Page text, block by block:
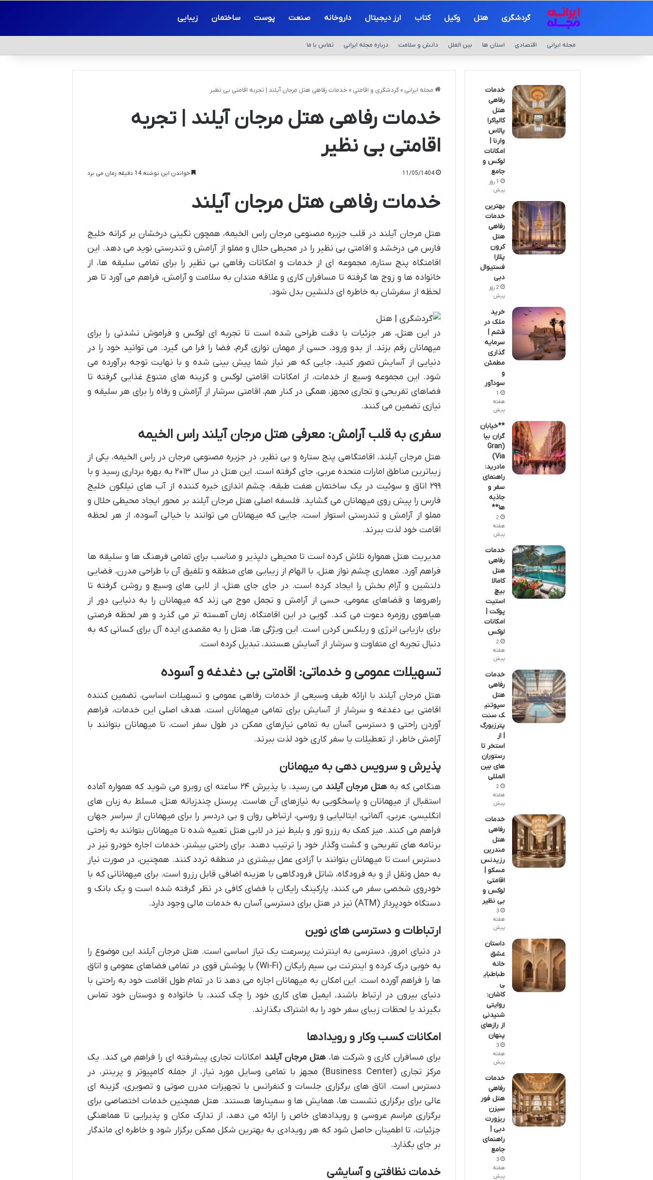
گردشگری هتل وکیل کتاب ارز دیجیتال داروخانه صنعت پوست ساختمان زیبایی
مجله ایرانی اقتصادی استان ها بین الملل دانش و سلامت درباره مجله ایرانی تماس با ما
مجله ایرانی » گردشگری و اقامتی » خدمات رفاهی هتل مرجان آیلند | تجربه اقامتی بی نظیر
خدمات رفاهی هتل مرجان آیلند | تجربه
اقامتی بی نظیر
11/05/1404 خواندن این نوشته 14 دقیقه زمان می برد
خدمات رفاهی هتل مرجان آیلند
هتل مرجان آیلند در قلب جزیره مصنوعی مرجان راس الخیمه، همچون نگینی درخشان بر کرانه خلیج
فارس می درخشد و اقامتی بی نظیر را در محیطی حلال و مملو از آرامش و تندرستی نوید می دهد. این
اقامتگاه پنج ستاره، مجموعه ای از خدمات و امکانات رفاهی بی نظیر را برای تمامی سلیقه ها، از
خانواده ها و زوج ها گرفته تا مسافران کاری و علاقه مندان به سلامت و آرامش، فراهم می آورد تا هر
لحظه از سفرشان به خاطره ای دلنشین بدل شود.
در این هتل، هر جزئیات با دقت طراحی شده است تا تجربه ای لوکس و فراموش نشدنی را برای
میهمانان رقم بزند. از بدو ورود، حسی از مهمان نوازی گرم، فضا را فرا می گیرد. می توانید خود را در
دنیایی از آسایش تصور کنید، جایی که هر نیاز شما پیش بینی شده و با نهایت توجه برآورده می
شود. این مجموعه وسیع از خدمات، از امکانات اقامتی لوکس و گزینه های متنوع غذایی گرفته تا
فضاهای تفریحی و تجاری مجهز، همگی در کنار هم، اقامتی سرشار از آرامش و رفاه را برای هر سلیقه و
نیازی تضمین می کنند.
سفری به قلب آرامش: معرفی هتل مرجان آیلند راس الخیمه
هتل مرجان آیلند، اقامتگاهی پنج ستاره و بی نظیر، در جزیره مصنوعی مرجان در راس الخیمه، یکی از
زیباترین مناطق امارات متحده عربی، جای گرفته است. این هتل در سال ۲۰۱۳ به بهره برداری رسید و با
۲۹۹ اتاق و سوئیت در یک ساختمان هفت طبقه، چشم اندازی خیره کننده از آب های نیلگون خلیج
فارس را پیش روی میهمانان می گشاید. فلسفه اصلی هتل مرجان آیلند بر محور ایجاد محیطی حلال و
مملو از آرامش و تندرستی استوار است، جایی که میهمانان می توانند با خیالی آسوده، از هر لحظه
اقامت خود لذت ببرند.
مدیریت هتل همواره تلاش کرده است تا محیطی دلپذیر و مناسب برای تمامی فرهنگ ها و سلیقه ها
فراهم آورد. معماری چشم نواز هتل، با الهام از زیبایی های منطقه و تلفیق آن با طراحی مدرن، فضایی
دلنشین و آرام بخش را ایجاد کرده است. در جای جای هتل، از لابی های وسیع و روشن گرفته تا
راهروها و فضاهای عمومی، حسی از آرامش و تجمل موج می زند که میهمانان را به دنیایی دور از
هیاهوی روزمره دعوت می کند. گویی در این اقامتگاه، زمان آهسته تر می گذرد و هر لحظه فرصتی
برای بازیابی انرژی و ریلکس کردن است. این ویژگی ها، هتل را به مقصدی ایده آل برای کسانی که به
دنبال تجربه ای متفاوت و سرشار از آسایش هستند، تبدیل کرده است.
تسهیلات عمومی و خدماتی: اقامتی بی دغدغه و آسوده
هتل مرجان آیلند با ارائه طیف وسیعی از خدمات رفاهی عمومی و تسهیلات اساسی، تضمین کننده
اقامتی بی دغدغه و سرشار از آسایش برای تمامی میهمانان است. هدف اصلی این خدمات، فراهم
آوردن راحتی و دسترسی آسان به تمامی نیازهای ممکن در طول سفر است، تا میهمانان بتوانند با
آرامش خاطر، از تعطیلات یا سفر کاری خود لذت ببرند.
پذیرش و سرویس دهی به میهمانان
هنگامی که بههتل مرجان آیلند
می رسید، با پذیرش ۲۴ ساعته ای روبرو می شوید که همواره آماده
استقبال از میهمانان و پاسخگویی به نیازهای آن هاست. پرسنل چندزبانه هتل، مسلط به زبان های
انگلیسی، عربی، آلمانی، ایتالیایی و روسی، ارتباطی روان و بی دردسر را برای میهمانان از سراسر جهان
فراهم می کنند. میز کمک به رزرو تور و بلیط نیز در لابی هتل تعبیه شده تا میهمانان بتوانند به راحتی
برنامه های تفریحی و گشت وگذار خود را ترتیب دهند. برای راحتی بیشتر، خدمات اجاره خودرو نیز در
دسترس است تا میهمانان بتوانند با آزادی عمل بیشتری در منطقه تردد کنند. همچنین، در صورت نیاز
به حمل ونقل از و به فرودگاه، شاتل فرودگاهی با هزینه اضافی قابل رزرو است. برای میهمانانی که با
خودروی شخصی سفر می کنند، پارکینگ رایگان با فضای کافی در نظر گرفته شده است و یک بانک و
دستگاه خودپرداز (ATM) نیز در هتل برای دسترسی آسان به خدمات مالی وجود دارد.
ارتباطات و دسترسی های نوین
در دنیای امروز، دسترسی به اینترنت پرسرعت یک نیاز اساسی است. هتل مرجان آیلند این موضوع را
به خوبی درک کرده و اینترنت بی سیم رایگان (Wi-Fi) با پوشش قوی در تمامی فضاهای عمومی و اتاق
ها را فراهم آورده است. این امکان به میهمانان اجازه می دهد تا در تمام طول اقامت خود به راحتی با
دنیای بیرون در ارتباط باشند، ایمیل های کاری خود را چک کنند، با خانواده و دوستان خود تماس
بگیرند یا لحظات زیبای سفر خود را به اشتراک بگذارند.
امکانات کسب وکار و رویدادها
برای مسافران کاری و شرکت ها، هتل مرجان آیلند امکانات تجاری پیشرفته ای را فراهم می کند. یک
مرکز تجاری (Business Center) مجهز با تمامی وسایل مورد نیاز، از جمله کامپیوتر و پرینتر، در
دسترس است. اتاق های برگزاری جلسات و کنفرانس با تجهیزات مدرن صوتی و تصویری، گزینه ای
عالی برای برگزاری نشست ها، همایش ها و سمینارها هستند. هتل همچنین خدمات اختصاصی برای
برگزاری مراسم عروسی و رویدادهای خاص را ارائه می دهد، از تدارک مکان و پذیرایی تا هماهنگی
جزئیات، تا اطمینان حاصل شود که هر رویدادی به بهترین شکل ممکن برگزار شود و خاطره ای ماندگار
بر جای بگذارد.
خدمات نظافتی و آسایشی
خدمات
رفاهی
هتل
کالیاکرا
پالاس
وارنا |
امکانات
لوکس و
جامع
1 روز
پیش
بهترین
خدمات
رفاهی
هتل
کرون
پلازا
فستیوال
دبی
2 روز
پیش
خرید
ملک در
قشم |
سرمایه
گذاری
مطمئن
و
سودآور
1
هفته
پیش
**خیابان
گران بیا
(Gran
Via)
مادرید:
راهنمای
سفر و
جاذبه
ها**
2
هفته
پیش
خدمات
رفاهی
هتل
کامالا
بیچ
استیت
پوکت |
امکانات
لوکس
2
هفته
پیش
خدمات
رفاهی
هتل
سپوتنی
ک سنت
پترزبورگ
| از
استخر تا
رستوران
های بین
المللی
2
هفته
پیش
خدمات
رفاهی
هتل
مندرین
رزیدنس
مسکو |
اقامتی
لوکس و
بی نظیر
3
هفته
پیش
داستان
عشق
خانه
طباطبای
ی
کاشان:
روایتی
شنیدنی
از رازهای
پنهان
3
هفته
پیش
خدمات
رفاهی
هتل فور
سیزن
ریزورت
دبی |
راهنمای
جامع
3
هفته
پیش